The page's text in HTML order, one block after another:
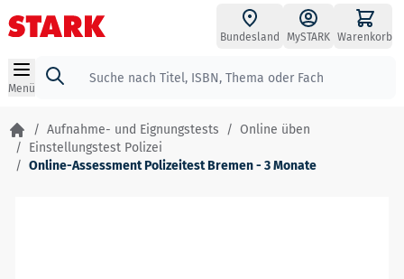
Zum Inhalt springen
Bundesland MySTARK Warenkorb
Menü
Suche
/ Aufnahme- und Eignungstests / Online üben
/ Einstellungstest Polizei
/ Online-Assessment Polizeitest Bremen - 3 Monate